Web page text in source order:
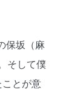
保坂（麻
そして僕
ことが意